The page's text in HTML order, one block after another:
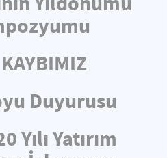
Duyurusu
Yılı Yatırım